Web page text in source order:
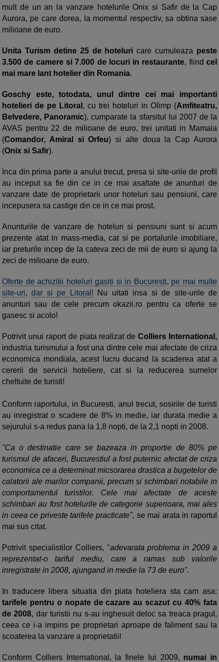
mult de un an la vanzare hotelurile Onix si Safir de la Cap
Aurora, pe care dorea, la momentul respectiv, sa obtina sase
milioane de euro.
Unita Turism detine 25 de hoteluri care cumuleaza peste
3.500 de camere si 7.000 de locuri in restaurante, fiindcel
mai mare lant hotelier din Romania.
Goschy este, totodata, unul dintre cei mai importanti
hotelieri de pe Litoral , cu trei hoteluri in Olimp (Amfiteatru,
Belvedere, Panoramic), cumparate la sfarsitul lui 2007 de la
AVAS pentru 22 de milioane de euro, trei unitati in Mamaia
(Comandor, Amiral si Orfeu) si alte doua la Cap Aurora
(Onix si Safir).
Inca din prima parte a anului trecut, presa si site-urile de profil
au inceput sa fie din ce in ce mai asaltate de anunturi de
vanzare date de proprietarii unor hoteluri sau pensiuni, care
incepusera sa castige din ce in ce mai prost.
Anunturile de vanzare de hoteluri si pensiuni sunt si acum
prezente atat in mass-media, cat si pe portalurile imobiliare,
iar preturile incep de la cateva zeci de mii de euro si ajung la
zeci de milioane de euro.
Oferte de achizitii hoteluri gasiti si in Bucuresti, pe mai multe
site-uri,dar si pe Litoral! Nu uitati insa si de site-urile de
anunturi sau de cele precum okazii.ro pentru ca oferte se
gasesc si acolo!
Potrivit unui raport de piata realizat deColliers International,
industria turismului a fost una dintre cele mai afectate de criza
economica mondiala, acest lucru ducand la scaderea atat a
cererii de servicii hoteliere, cat si la reducerea sumelor
cheltuite de turisti!
Conform raportului, in Bucuresti, anul trecut, sosirile de turisti
au inregistrat o scadere de 8% in medie, iar durata medie a
sejurului s-a redus pana la 1,8 nopti, de la 2,1 nopti in 2008.
"Ca o destinatie care se bazeaza in proportie de 80% pe
turismul de afaceri, Bucurestiul a fost puternic afectat de criza
economica ce a determinat micsorarea drastica a bugetelor de
calatorii ale marilor companii, precum si schimbari notabile in
comportamentul turistilor. Cele mai afectate de aceste
schimbari au fost hotelurile de categorie superioara, mai ales
in ceea ce priveste tarifele practicate", se mai arata in raportul
mai sus citat.
Potrivit specialistilor Colliers, "adevarata problema in 2009 a
reprezentat-o tariful mediu, care a ramas sub valorile
inregistrate in 2008, ajungand in medie la 73 de euro".
In traducere libera situatia din piata hoteliera sta cam asa:
tarifele pentru o nopate de cazare au scazut cu 40% fata
de 2008, dar turistii nu s-au inghesuit deloc sa treaca pragul,
ceea ce i-a impins pe proprietari aproape de faliment sau la
scoaterea la vanzare a proprietatii!
Conform Colliers International, la finele lui 2009, numai in